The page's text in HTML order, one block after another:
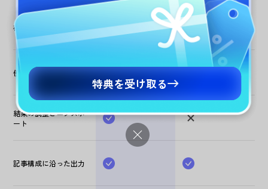
機能 UPDF AI 他のAIツール
使いやすさ
結果の調整とエクスポ
ート
記事構成に沿った出力
特典を受け取る